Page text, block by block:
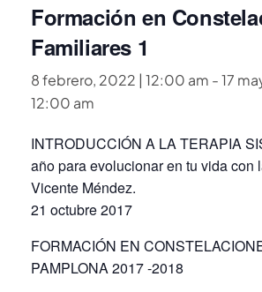
Formación en
Familiares 1
8 febrero, 2022 | 12:00 am -17
12:00 am
INTRODUCCIÓN A LA TERAPIA
año para evolucionar en tu vida con
Vicente Méndez.
21 octubre 2017
FORMACIÓN EN
PAMPLONA 2017 -2018